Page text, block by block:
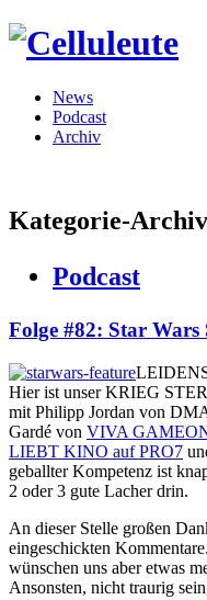
News
Podcast
Archiv
Kategorie-
Podcast
Folge #82: Star Wars
Hier ist unser KRIEG
mit Philipp Jordan von
Gardé von VIVA
LIEBT KINO auf PRO7
geballter Kompetenz ist
2 oder 3 gute Lacher drin.
An dieser Stelle großen
eingeschickten
wünschen uns aber etwas
Ansonsten, nicht traurig